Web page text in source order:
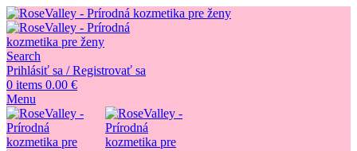
Search
Prihlásiť sa / Registrovať sa
0 items 0.00 €
Menu